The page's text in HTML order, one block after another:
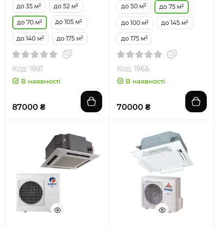
до 35 м² до 52 м²
до 70 м² до 105 м²
до 140 м² до 175 м²
Код: 1981
В наявності
87000 ₴
до 50 м² до 75 м²
до 100 м² до 145 м²
до 175 м²
Код: 1966
В наявності
70000 ₴